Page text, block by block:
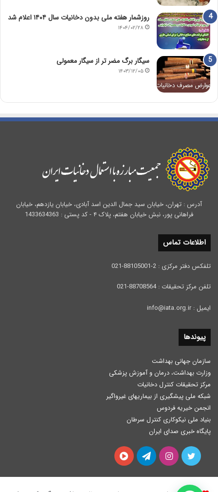
روزشمار هفته ملی بدون دخانیات سال ۱۴۰۴ اعلام شد
۱۴۰۴/۰۲/۲۸
سیگار برگ مضر تر از سیگار معمولی
۱۴۰۳/۱۲/۰۵
آدرس : تهران، خیابان سید جمال الدین اسد آبادی، خیابان یازدهم، خیابان
فراهانی پور، نبش خیابان هفتم، پلاک ۴ - کد پستی : 1433634363
اطلاعات تماس
تلفکس دفتر مرکزی : 2-88105001-021
تلفن مرکز تحقیقات : 88708564-021
ایمیل : info@iata.org.ir
پیوندها
سازمان جهانی بهداشت
وزارت بهداشت، درمان و آموزش پزشكی
مرکز تحقیقات کنترل دخانیات
شبکه ملی پیشگیری از بیماریهای غیرواگیر
انجمن خیریه فردوس
بنیاد ملی نیکوکاری کنترل سرطان
پایگاه خبری صدای ایران
توییتر اینستاگرامتلگرام آپارات